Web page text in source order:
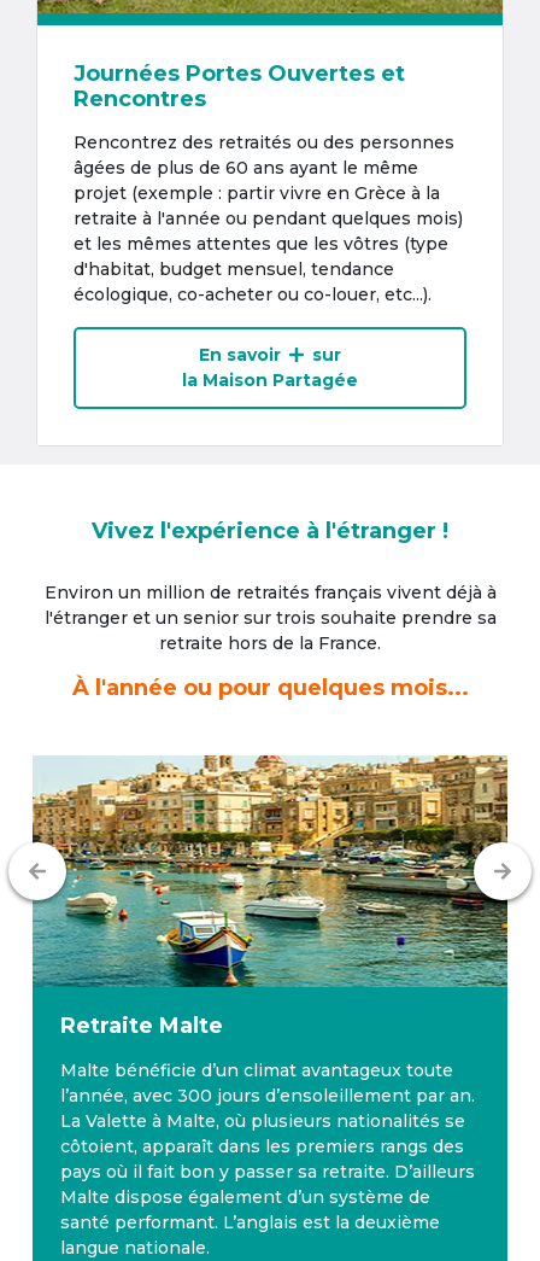
Journées Portes Ouvertes et
Rencontres
Rencontrez des retraités ou des personnes
âgées de plus de 60 ans ayant le même
projet (exemple : partir vivre en Grèce à la
retraite à l'année ou pendant quelques mois)
et les mêmes attentes que les vôtres (type
d'habitat, budget mensuel, tendance
écologique, co-acheter ou co-louer, etc...).
En savoir
sur
la Maison Partagée
Vivez l'expérience à l'étranger !
Environ un million de retraités français vivent déjà à
l'étrangeret un senior sur trois souhaite prendre sa
retraite hors de la France.
À l'année ou pour quelques mois...
Retraite Malte
Malte bénéficie d’un climat avantageux toute
l’année, avec 300 jours d’ensoleillement par an.
La Valette à Malte, où plusieurs nationalités se
côtoient, apparaît dans les premiers rangs des
pays où il fait bon y passer sa retraite. D’ailleurs
Malte dispose également d’un système de
santé performant. L’anglais est la deuxième
langue nationale.